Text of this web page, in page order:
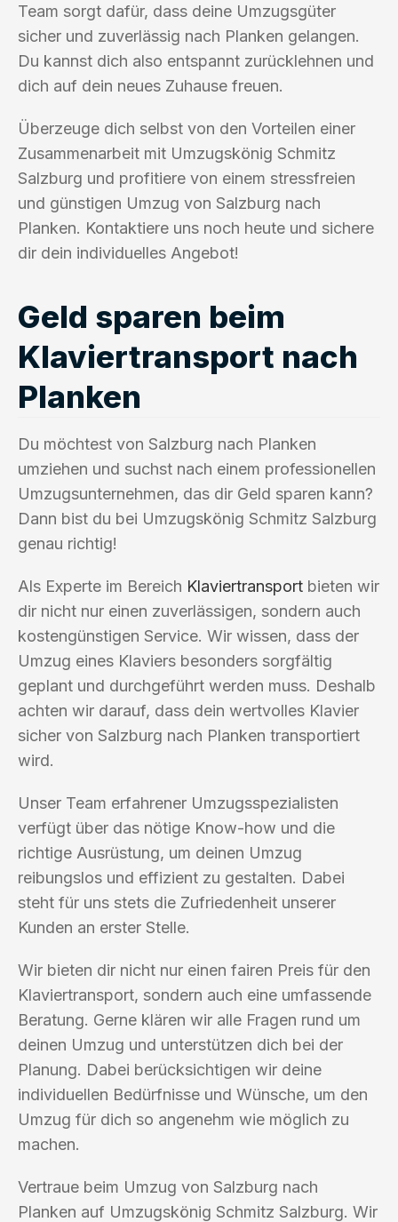
Team sorgt dafür, dass deine Umzugsgüter
sicher und zuverlässig nach Planken gelangen.
Du kannst dich also entspannt zurücklehnen und
dich auf dein neues Zuhause freuen.
Überzeuge dich selbst von den Vorteilen einer
Zusammenarbeit mit Umzugskönig Schmitz
Salzburg und profitiere von einem stressfreien
und günstigen Umzug von Salzburg nach
Planken. Kontaktiere uns noch heute und sichere
dir dein individuelles Angebot!
Geld sparen beim
Klaviertransport nach
Planken
Du möchtest von Salzburg nach Planken
umziehen und suchst nach einem professionellen
Umzugsunternehmen, das dir Geld sparen kann?
Dann bist du bei Umzugskönig Schmitz Salzburg
genau richtig!
Als Experte im Bereich Klaviertransport bieten wir
dir nicht nur einen zuverlässigen, sondern auch
kostengünstigen Service. Wir wissen, dass der
Umzug eines Klaviers besonders sorgfältig
geplant und durchgeführt werden muss. Deshalb
achten wir darauf, dass dein wertvolles Klavier
sicher von Salzburg nach Planken transportiert
wird.
Unser Team erfahrener Umzugsspezialisten
verfügt über das nötige Know-how und die
richtige Ausrüstung, um deinen Umzug
reibungslos und effizient zu gestalten. Dabei
steht für uns stets die Zufriedenheit unserer
Kunden an erster Stelle.
Wir bieten dir nicht nur einen fairen Preis für den
Klaviertransport, sondern auch eine umfassende
Beratung. Gerne klären wir alle Fragen rund um
deinen Umzug und unterstützen dich bei der
Planung. Dabei berücksichtigen wir deine
individuellen Bedürfnisse und Wünsche, um den
Umzug für dich so angenehm wie möglich zu
machen.
Vertraue beim Umzug von Salzburg nach
Planken auf Umzugskönig Schmitz Salzburg. Wir